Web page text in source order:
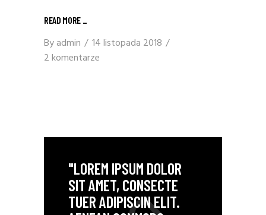
READ MORE _
Byadmin
14 listopada 2018
2 komentarze
"LOREM IPSUM DOLOR
SIT AMET, CONSECTE
TUER ADIPISCIN ELIT.